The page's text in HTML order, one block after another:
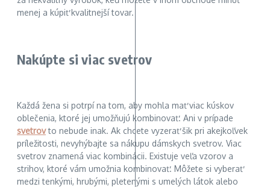
menej a kúpiť kvalitnejší tovar.
Nakúpte si viac svetrov
Každá žena si potrpí na tom, aby mohla mať viac kúskov
oblečenia, ktoré jej umožňujú kombinovať. Ani v prípade
svetrovto nebude inak. Ak chcete vyzerať šik pri akejkoľvek
príležitosti, nevyhýbajte sa nákupu dámskych svetrov. Viac
svetrov znamená viac kombinácii. Existuje veľa vzorov a
strihov, ktoré vám umožnia kombinovať. Môžete si vyberať
medzi tenkými, hrubými, pletenými s umelých látok alebo